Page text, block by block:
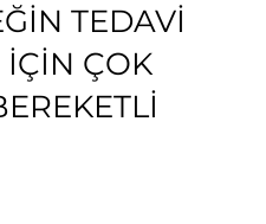
TEDAVİ
İÇİN ÇOK